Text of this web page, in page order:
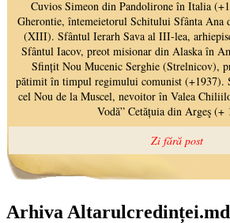
Arhiva Altarulcredinței.md